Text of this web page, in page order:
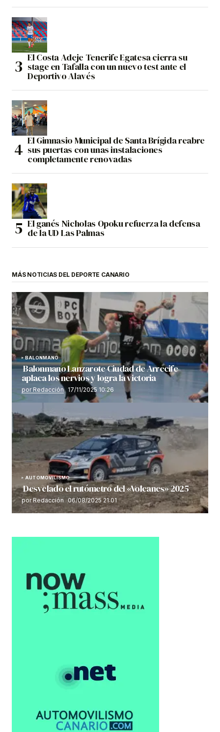
El Costa Adeje Tenerife Egatesa cierra su
stage en Tafalla con un nuevo test ante el
Deportivo Alavés
El Gimnasio Municipal de Santa Brígida reabre
sus puertas con unas instalaciones
completamente renovadas
El ganés Nicholas Opoku refuerza la defensa
de la UD Las Palmas
MÁS NOTICIAS DEL DEPORTE CANARIO
BALONMANO
Balonmano Lanzarote Ciudad de Arrecife
aplaca los nervios y logra la victoria
por Redacción 17/11/2025 10:26
AUTOMOVILISMO
Desvelado el rutómetro del «Volcanes» 2025
por Redacción 06/08/2025 21:01